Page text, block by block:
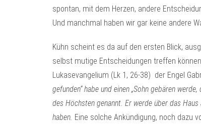
spontan, mit dem Herzen, andere
Und manchmal haben wir gar keine andere
Kühn scheint es da auf den ersten Blick,
selbst mutige Entscheidungen treffen
Lukasevangelium (Lk 1, 26-38) der Engel
gefunden“ habe und einen „Sohn gebären
des Höchsten genannt. Er werde über das
haben. Eine solche Ankündigung, noch dazu